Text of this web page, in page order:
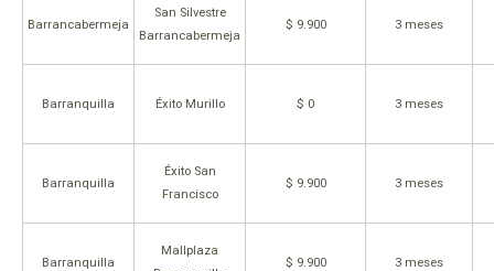
Barrancabermeja
San Silvestre
Barrancabermeja
$ 9.900 3 meses
Barranquilla Éxito Murillo $ 0 3 meses
Barranquilla
Éxito San
Francisco
$ 9.900 3 meses
Barranquilla
Mallplaza
$ 9.900 3 meses